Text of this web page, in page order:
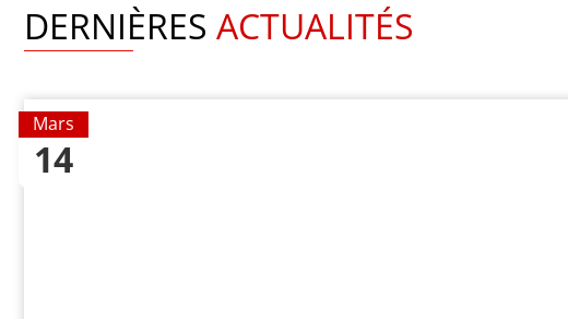
DERNIÈRES ACTUALITÉS
14
Mars